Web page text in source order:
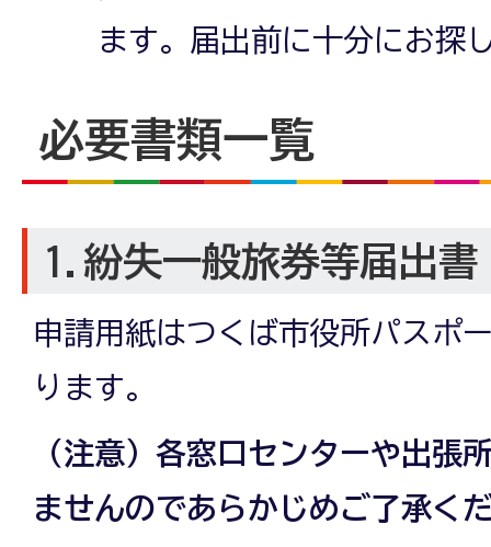
ます。届出前に十分にお探
必要書類一覧
1.紛失一般旅券等届出
申請用紙はつくば市役所パスポ
ります。
（注意）各窓口センターや出張
ませんのであらかじめご了承く